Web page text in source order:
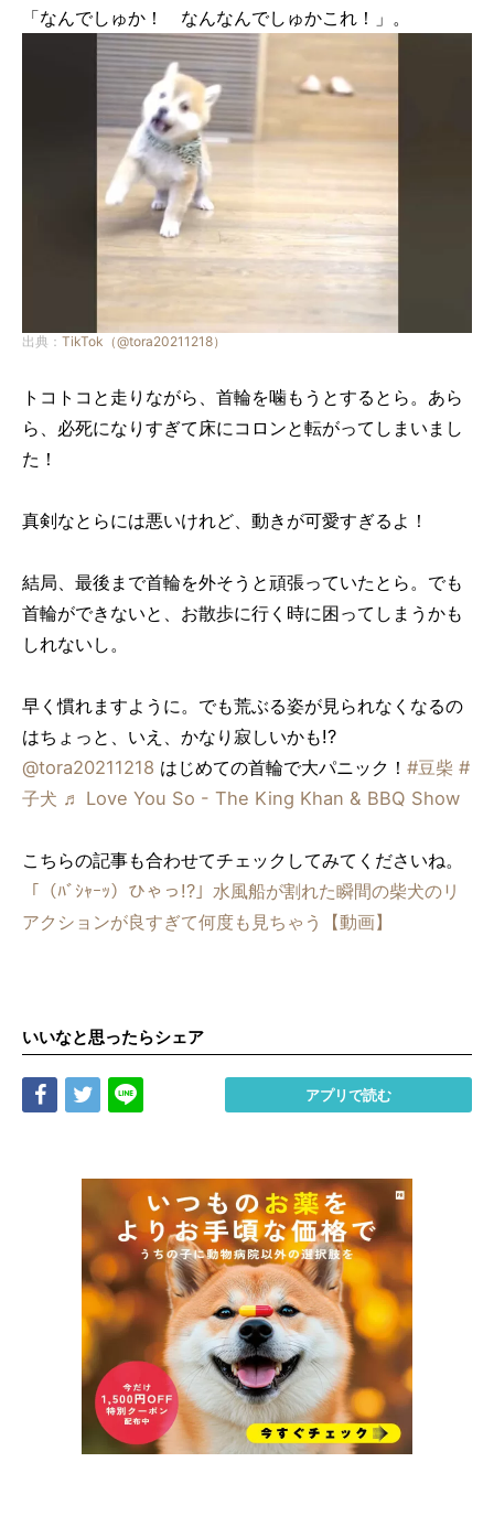
「なんでしゅか！ なんなんでしゅかこれ！」。
出典： TikTok（@tora20211218）
トコトコと走りながら、首輪を噛もうとするとら。あら
ら、必死になりすぎて床にコロンと転がってしまいまし
た！
真剣なとらには悪いけれど、動きが可愛すぎるよ！
結局、最後まで首輪を外そうと頑張っていたとら。でも
首輪ができないと、お散歩に行く時に困ってしまうかも
しれないし。
早く慣れますように。でも荒ぶる姿が見られなくなるの
はちょっと、いえ、かなり寂しいかも!?
@tora20211218 はじめての首輪で大パニック！ #豆柴 #
子犬 ♬ Love You So - The King Khan & BBQ Show
こちらの記事も合わせてチェックしてみてくださいね。
「（ﾊﾞｼｬｰｯ）ひゃっ!?」水風船が割れた瞬間の柴犬のリ
アクションが良すぎて何度も見ちゃう【動画】
いいなと思ったらシェア
Share Tweet アプリで読む